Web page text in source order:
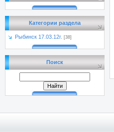
Категории раздела
Рыбинск 17.03.12г. [38]
Поиск